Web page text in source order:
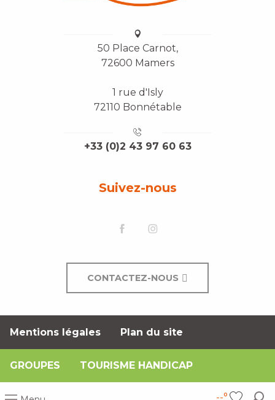
--°
50 Place Carnot,
72600 Mamers
1 rue d'Isly
72110 Bonnétable
+33 (0)2 43 97 60 63
Suivez-nous
CONTACTEZ-NOUS
Mentions légales Plan du site
GROUPES TOURISME HANDICAP